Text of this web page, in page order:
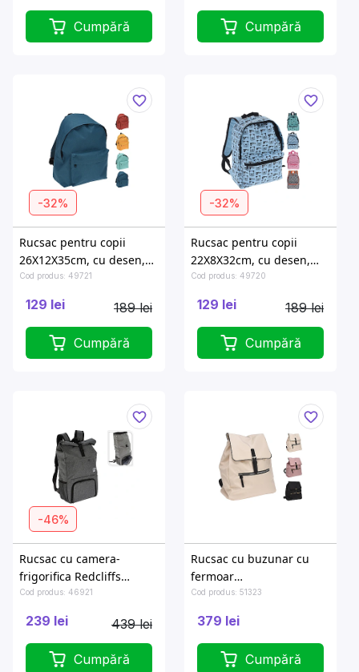
Cumpără Cumpără
-32%
Rucsac pentru copii
26X12X35cm, cu desen,
poliester
Cod produs: 49721
129 lei 189 lei
Cumpără
-32%
Rucsac pentru copii
22X8X32cm, cu desen,
poliester
Cod produs: 49720
129 lei 189 lei
Cumpără
-46%
Rucsac cu camera-
frigorifica Redcliffs
45X30X14cm
Cod produs: 46921
239 lei 439 lei
Cumpără
Rucsac cu buzunar cu
fermoar
30X12X35cm,poliester
Cod produs: 51323
379 lei
Cumpără